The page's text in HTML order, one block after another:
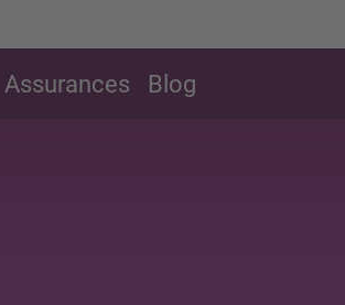
Assurances Blog